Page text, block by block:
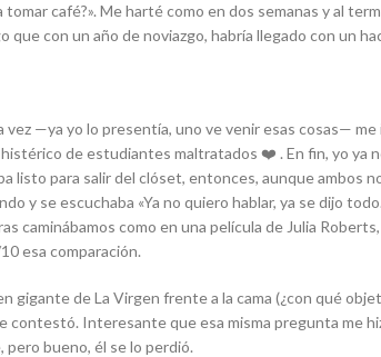
café?». Me harté como en dos semanas y al
con un año de noviazgo, habría llegado con un
vez —ya yo lo presentía, uno ve venir esas cosas—
de estudiantes maltratados ❤️ . En fin, yo ya
para salir del clóset, entonces, aunque ambos
y se escuchaba «Ya no quiero hablar, ya se dijo
caminábamos como en una película de Julia
esa comparación.
de La Virgen frente a la cama (¿con qué
contestó. Interesante que esa misma pregunta me
pero bueno, él se lo perdió.